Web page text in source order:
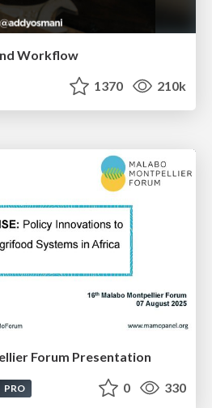
Workflow
1370 210k
Forum Presentation
PRO 0 330